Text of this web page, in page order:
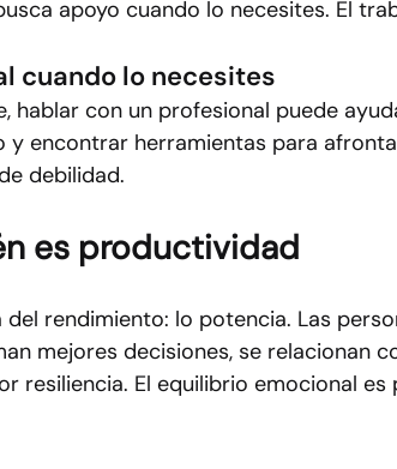
apoyo cuando lo necesites. El
cuando lo necesites
hablar con un profesional puede
y encontrar herramientas para
debilidad.
es productividad
rendimiento: lo potencia. Las
mejores decisiones, se relacionan
resiliencia. El equilibrio emocional